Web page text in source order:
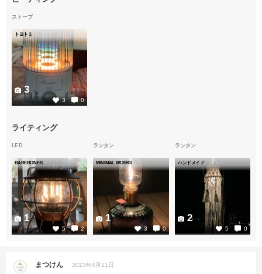
ストーブ
トヨトミ
3 0
3
ライティング
LED
BAREBONES
5 2
1
ランタン
MINIMAL WORKS
3 0
1
ランタン
ハンドメイド
5 0
2
まつけん 2023年4月11日